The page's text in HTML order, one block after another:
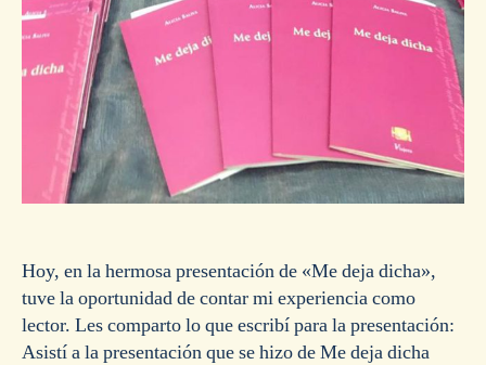
Hoy, en la hermosa presentación de «Me deja dicha»,
tuve la oportunidad de contar mi experiencia como
lector. Les comparto lo que escribí para la presentación:
Asistí a la presentación que se hizo de Me deja dicha